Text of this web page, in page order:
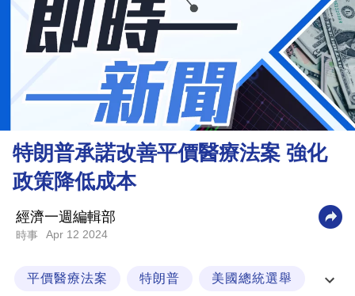
投
資
樓
市
財
商
業
科
特朗普承諾改善平價醫療法案 強化
政策降低成本
經濟一週編輯部
時事 Apr 12 2024
平價醫療法案 特朗普 美國總統選舉